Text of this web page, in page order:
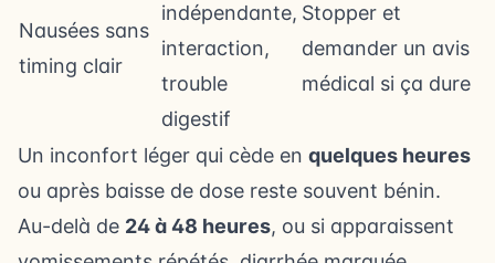
Nausées sans
timing clair
indépendante,
interaction,
trouble
digestif
Stopper et
demander un avis
médical si ça dure
Un inconfort léger qui cède en quelques heures
ou après baisse de dose reste souvent bénin.
Au-delà de 24 à 48 heures, ou si apparaissent